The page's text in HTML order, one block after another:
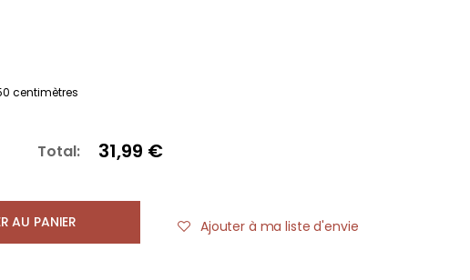
centimètres
Total: 31,99 €
AU PANIER Ajouter à ma liste d'envie